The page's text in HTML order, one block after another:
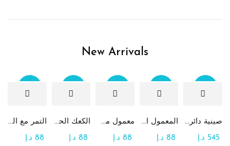
New Arrivals
صينية دائرية كبيرة جداً من الشوكولاتة والرهش
545 د.إ
المعمول التقليدي بالتمر
88 د.إ
معمول من القمح الكامل بدون سكر
88 د.إ
الكعك الحساوي بالتمر
88 د.إ
التمر مع الطحينة (التمريه)
88 د.إ